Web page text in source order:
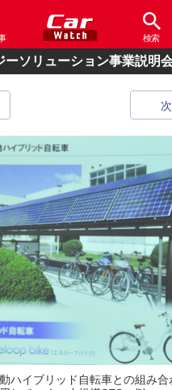
検索
ーソリューション事業説明
ハイブリッド自転車との組み合